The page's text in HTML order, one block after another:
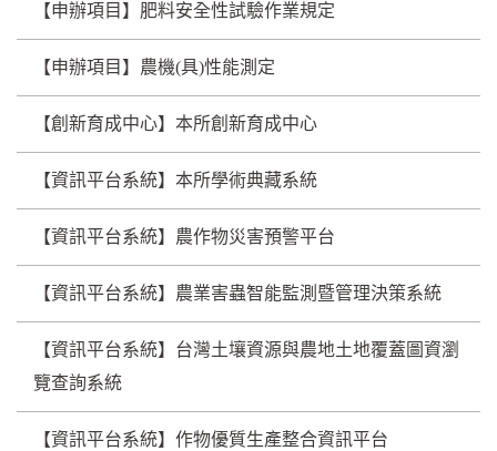
【申辦項目】肥料安全性試驗作業規定
【申辦項目】農機(具)性能測定
【創新育成中心】本所創新育成中心
【資訊平台系統】本所學術典藏系統
【資訊平台系統】農作物災害預警平台
【資訊平台系統】農業害蟲智能監測暨管理決策系統
【資訊平台系統】台灣土壤資源與農地土地覆蓋圖資瀏
覽查詢系統
【資訊平台系統】作物優質生產整合資訊平台